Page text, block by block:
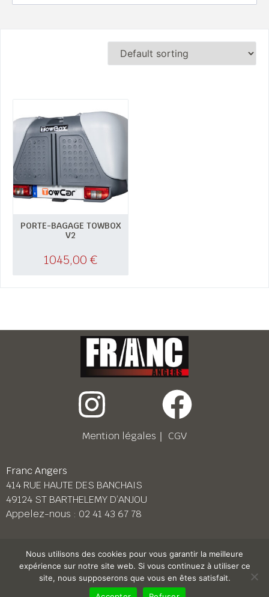
PORTE-BAGAGE TOWBOX
V2
1045,00 €
Mention légales ｜ CGV
Franc Angers
414 RUE HAUTE DES BANCHAIS
49124 ST BARTHELEMY D’ANJOU
Appelez-nous : 02 41 43 67 78
Franc Le Mans
158 BD PIERRE LEFAUCHEUX
72230 ARNAGE
02 43 87 38 08
Nous utilisons des cookies pour vous garantir la meilleure
expérience sur notre site web. Si vous continuez à utiliser ce
site, nous supposerons que vous en êtes satisfait.